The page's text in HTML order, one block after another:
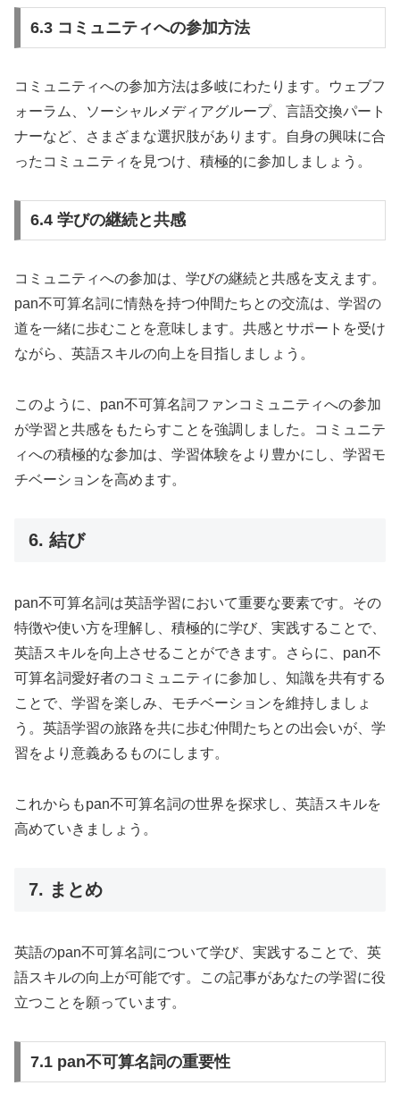
6.3 コミュニティへの参加方法
コミュニティへの参加方法は多岐にわたります。ウェブフ
ォーラム、ソーシャルメディアグループ、言語交換パート
ナーなど、さまざまな選択肢があります。自身の興味に合
ったコミュニティを見つけ、積極的に参加しましょう。
6.4 学びの継続と共感
コミュニティへの参加は、学びの継続と共感を支えます。
pan不可算名詞に情熱を持つ仲間たちとの交流は、学習の
道を一緒に歩むことを意味します。共感とサポートを受け
ながら、英語スキルの向上を目指しましょう。
このように、pan不可算名詞ファンコミュニティへの参加
が学習と共感をもたらすことを強調しました。コミュニテ
ィへの積極的な参加は、学習体験をより豊かにし、学習モ
チベーションを高めます。
6. 結び
pan不可算名詞は英語学習において重要な要素です。その
特徴や使い方を理解し、積極的に学び、実践することで、
英語スキルを向上させることができます。さらに、pan不
可算名詞愛好者のコミュニティに参加し、知識を共有する
ことで、学習を楽しみ、モチベーションを維持しましょ
う。英語学習の旅路を共に歩む仲間たちとの出会いが、学
習をより意義あるものにします。
これからもpan不可算名詞の世界を探求し、英語スキルを
高めていきましょう。
7. まとめ
英語のpan不可算名詞について学び、実践することで、英
語スキルの向上が可能です。この記事があなたの学習に役
立つことを願っています。
7.1 pan不可算名詞の重要性